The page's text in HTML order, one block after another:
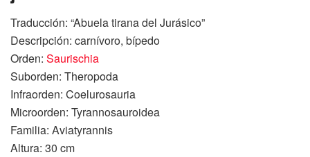
Traducción: “Abuela tirana del Jurásico”
Descripción: carnívoro, bípedo
Orden: Saurischia
Suborden: Theropoda
Infraorden: Coelurosauria
Microorden: Tyrannosauroidea
Familia: Aviatyrannis
Altura: 30 cm